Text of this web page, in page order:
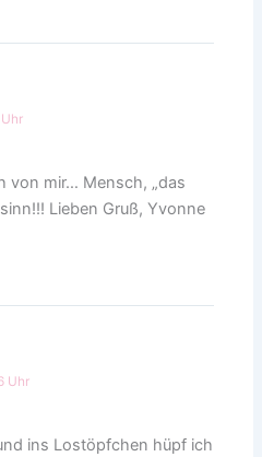
von mir… Mensch, „das
Lieben Gruß, Yvonne
Uhr
ins Lostöpfchen hüpf ich